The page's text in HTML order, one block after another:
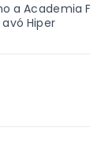
a Academia
Hiper